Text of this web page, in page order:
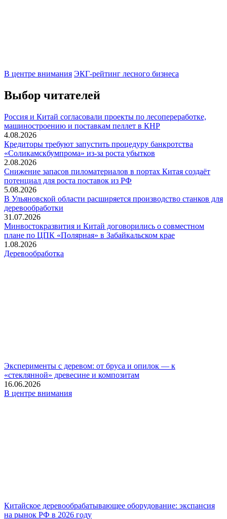
В центре внимания ЭКГ-рейтинг лесного бизнеса
Выбор читателей
Россия и Китай согласовали проекты по лесопереработке,
машиностроению и поставкам пеллет в КНР
4.08.2026
Кредиторы требуют запустить процедуру банкротства
«Соликамскбумпрома» из-за роста убытков
2.08.2026
Снижение запасов пиломатериалов в портах Китая создаёт
потенциал для роста поставок из РФ
5.08.2026
В Ульяновской области расширяется производство станков для
деревообработки
31.07.2026
Минвостокразвития и Китай договорились о совместном
плане по ЦПК «Полярная» в Забайкальском крае
1.08.2026
Деревообработка
Эксперименты с деревом: от бруса и опилок — к
«стеклянной» древесине и композитам
16.06.2026
В центре внимания
Китайское деревообрабатывающее оборудование: экспансия
на рынок РФ в 2026 году